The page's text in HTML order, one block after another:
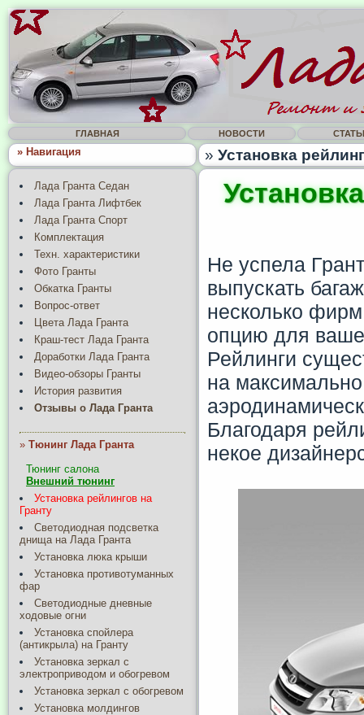
ГЛАВНАЯ НОВОСТИ
» Навигация » Установка
Лада Гранта Седан
Лада Гранта Лифтбек
Лада Гранта Спорт
Комплектация
Техн. характеристики
Фото Гранты
Обкатка Гранты
Вопрос-ответ
Цвета Лада Гранта
Краш-тест Лада Гранта
Доработки Лада Гранта
Видео-обзоры Гранты
История развития
Отзывы о Лада Гранта
» Тюнинг Лада Гранта
Тюнинг салона
Внешний тюнинг
Установка рейлингов на
Гранту
Светодиодная подсветка
днища на Лада Гранта
Установка люка крыши
Установка противотуманных
фар
Светодиодные дневные
ходовые огни
Установка спойлера
(антикрыла) на Гранту
Установка зеркал с
электроприводом и обогревом
Установка зеркал с обогревом
Установка молдингов
Не успела
выпускать
несколько
опцию для
Рейлинги
на
Благодаря
некое